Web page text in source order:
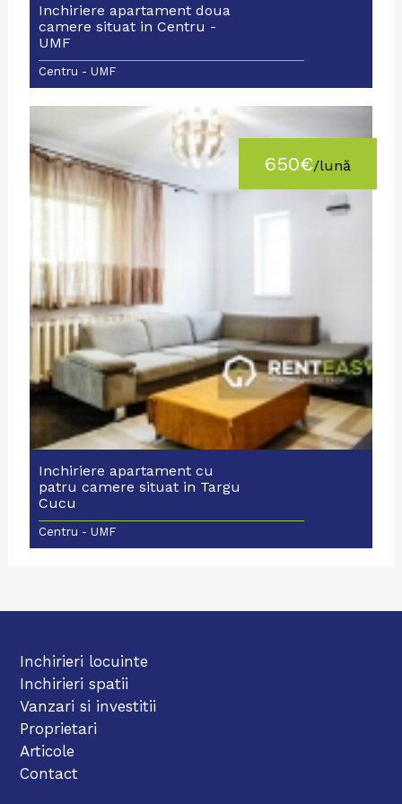
Inchiriere apartament doua
camere situat in Centru -
UMF
Centru - UMF
Inchiriere apartament cu
patru camere situat in Targu
Cucu
Centru - UMF
650€/lună
Inchirieri locuinte
Inchirieri spatii
Vanzari si investitii
Proprietari
Articole
Contact